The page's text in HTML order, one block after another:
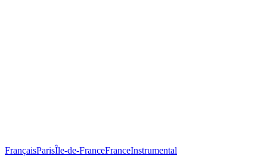
FrançaisParisÎle-de-FranceFranceInstrumental